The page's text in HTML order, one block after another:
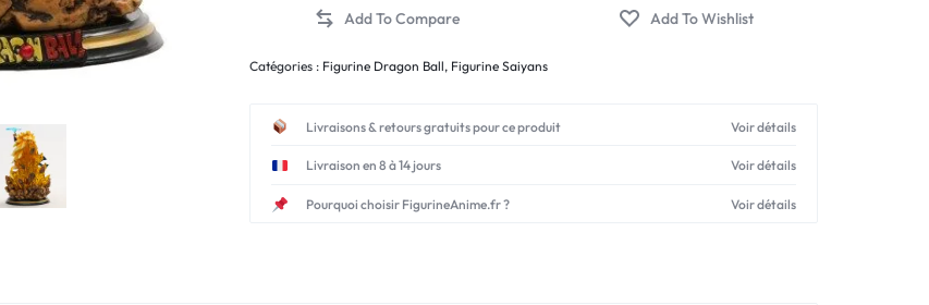
Catégories : Figurine Dragon Ball, Figurine Saiyans
Livraisons & retours gratuits pour ce produit Voir détails
Livraison en 8 à 14 jours Voir détails
Pourquoi choisir FigurineAnime.fr ? Voir détails